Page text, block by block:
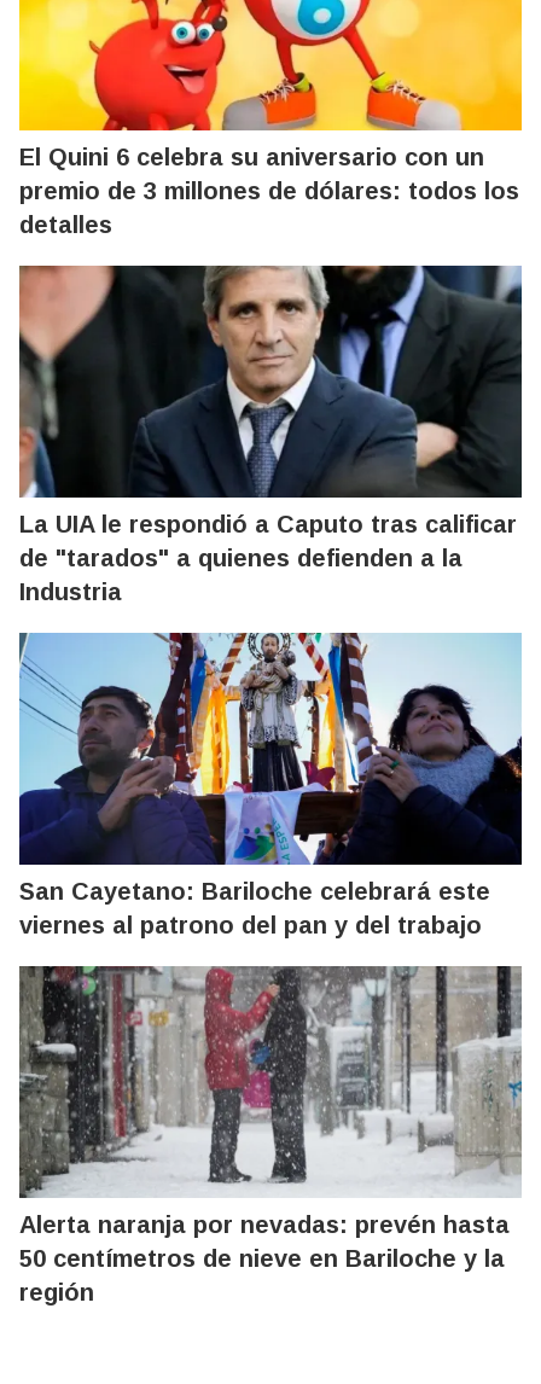
El Quini 6 celebra su aniversario con un
premio de 3 millones de dólares: todos los
detalles
La UIA le respondió a Caputo tras calificar
de "tarados" a quienes defienden a la
Industria
San Cayetano: Bariloche celebrará este
viernes al patrono del pan y del trabajo
Alerta naranja por nevadas: prevén hasta
50 centímetros de nieve en Bariloche y la
región